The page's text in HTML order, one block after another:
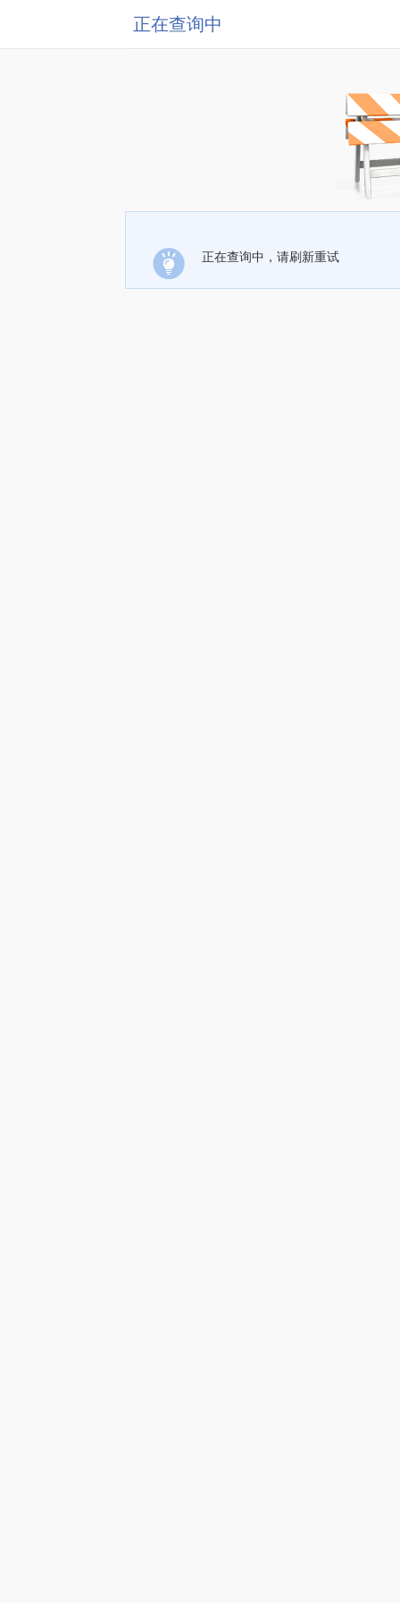
正在查询中
正在查询中，请刷新重试